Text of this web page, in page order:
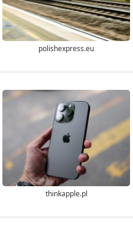
polishexpress.eu
thinkapple.pl